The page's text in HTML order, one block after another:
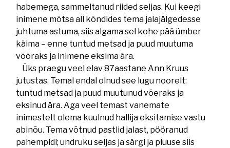
habemega, sammeltanud riided seljas. Kui keegi
inimene mõtsa all kõndides tema jalajälgedesse
juhtuma astuma, siis algama sel kohe pää ümber
käima – enne tuntud metsad ja puud muutuma
võõraks ja inimene eksima ära.
Üks praegu veel elav 87aastane Ann Kruus
jutustas. Temal endal olnud see lugu noorelt:
tuntud metsad ja puud muutunud võeraks ja
eksinud ära. Aga veel temast vanemate
inimestelt olema kuulnud hallija eksitamise vastu
abinõu. Tema võtnud pastlid jalast, pööranud
pahempidi; undruku seljas ja särgi ja pluuse siis